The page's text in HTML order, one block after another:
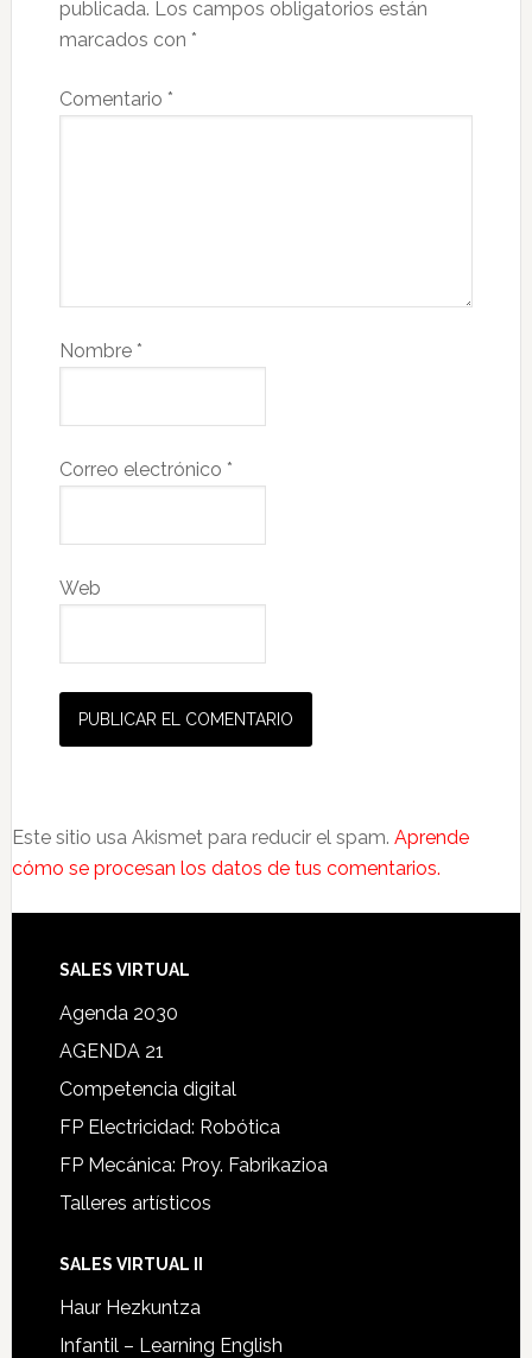
publicada. Los campos obligatorios están
marcados con *
Comentario *
Nombre *
Correo electrónico *
Web
Este sitio usa Akismet para reducir el spam. Aprende
cómo se procesan los datos de tus comentarios.
SALES VIRTUAL
Agenda 2030
AGENDA 21
Competencia digital
FP Electricidad: Robótica
FP Mecánica: Proy. Fabrikazioa
Talleres artísticos
SALES VIRTUAL II
Haur Hezkuntza
Infantil – Learning English